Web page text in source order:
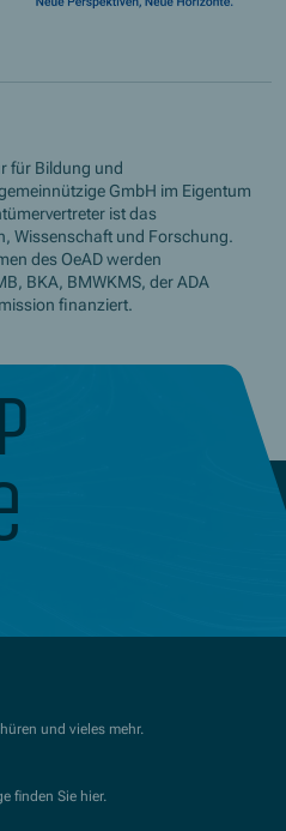
für Bildung und
GmbH im Eigentum
ist das
Wissenschaft und Forschung.
des OeAD werden
BKA, BMWKMS, der ADA
finanziert.
und vieles mehr.
finden Sie hier.